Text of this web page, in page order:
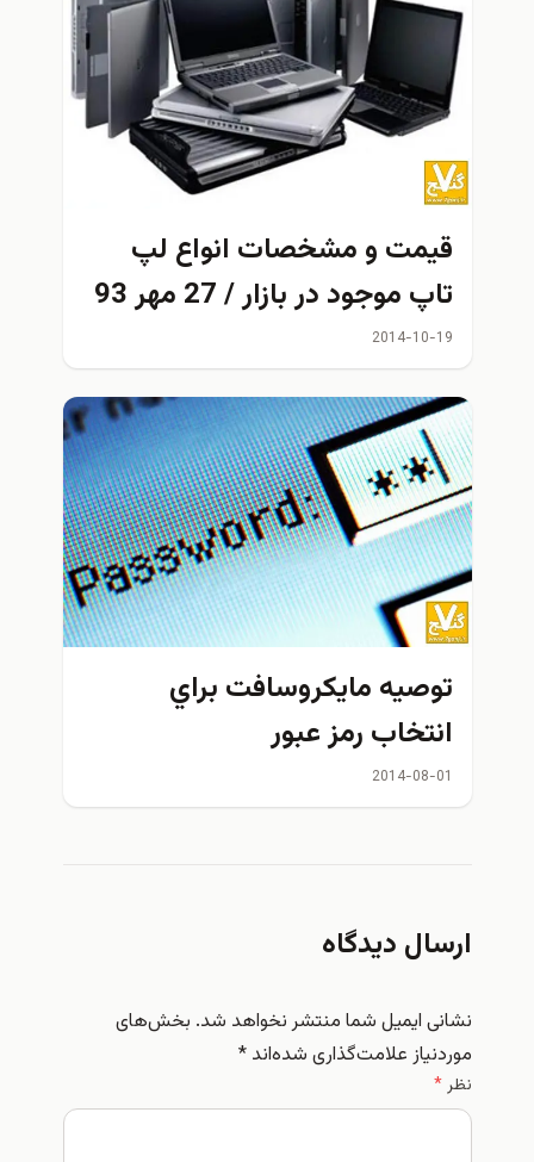
قيمت و مشخصات انواع لپ
تاپ موجود در بازار / 27 مهر 93
2014-10-19
توصيه مایکروسافت براي
انتخاب رمز عبور
2014-08-01
ارسال دیدگاه
نشانی ایمیل شما منتشر نخواهد شد. بخش‌های
موردنیاز علامت‌گذاری شده‌اند *
نظر*